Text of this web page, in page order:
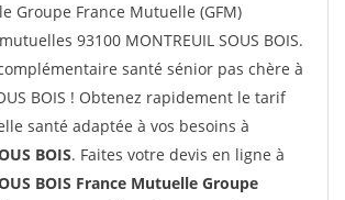
Groupe France Mutuelle (GFM)
93100 MONTREUIL SOUS BOIS.
santé sénior pas chère à
BOIS ! Obtenez rapidement le tarif
santé adaptée à vos besoins à
BOIS. Faites votre devis en ligne à
BOIS France Mutuelle Groupe